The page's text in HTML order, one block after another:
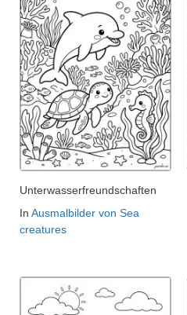
Unterwasserfreundschaften
In Ausmalbilder von Sea
creatures